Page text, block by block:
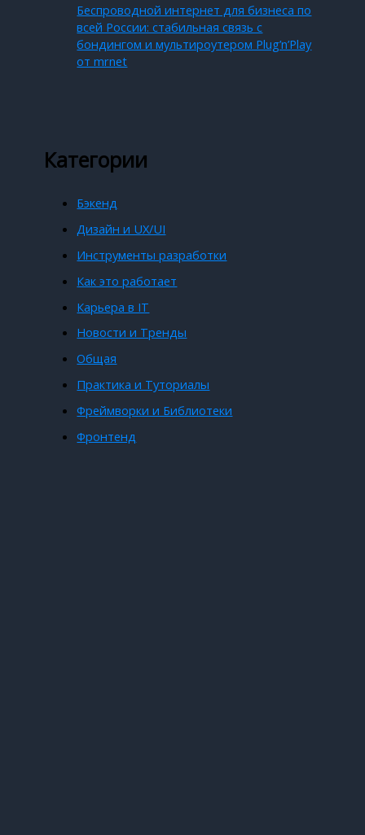
Беспроводной интернет для бизнеса по
всей России: стабильная связь с
бондингом и мультироутером Plug’n’Play
от mrnet
Категории
Бэкенд
Дизайн и UX/UI
Инструменты разработки
Как это работает
Карьера в IT
Новости и Тренды
Общая
Практика и Туториалы
Фреймворки и Библиотеки
Фронтенд